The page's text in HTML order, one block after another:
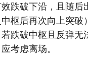
跌破下沿，且随后
中枢后再次向上突破
跌破中枢且反弹无
考虑离场。